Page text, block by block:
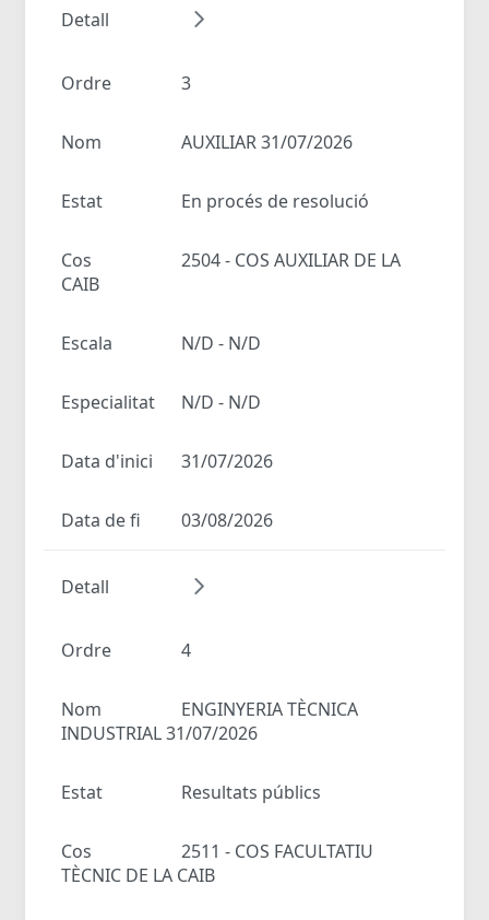
Detall
Ordre 3
Nom AUXILIAR 31/07/2026
Estat En procés de resolució
Cos
2504 - COS AUXILIAR DE LA
CAIB
Escala N/D - N/D
Especialitat N/D - N/D
Data d'inici 31/07/2026
Data de fi 03/08/2026
Detall
Ordre 4
Nom
ENGINYERIA TÈCNICA
INDUSTRIAL 31/07/2026
Estat Resultats públics
Cos
2511 - COS FACULTATIU
TÈCNIC DE LA CAIB